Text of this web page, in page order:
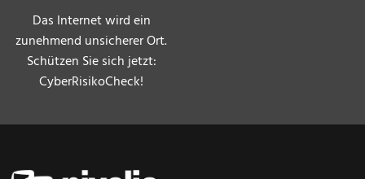
Das Internet wird ein
zunehmend unsicherer Ort.
Schützen Sie sich jetzt:
CyberRisikoCheck!